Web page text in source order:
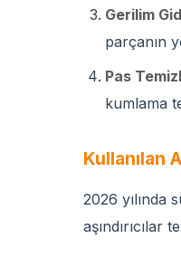
Gerilim
parçanın
Pas
kumlama
Kullanılan
2026
aşındırıcılar